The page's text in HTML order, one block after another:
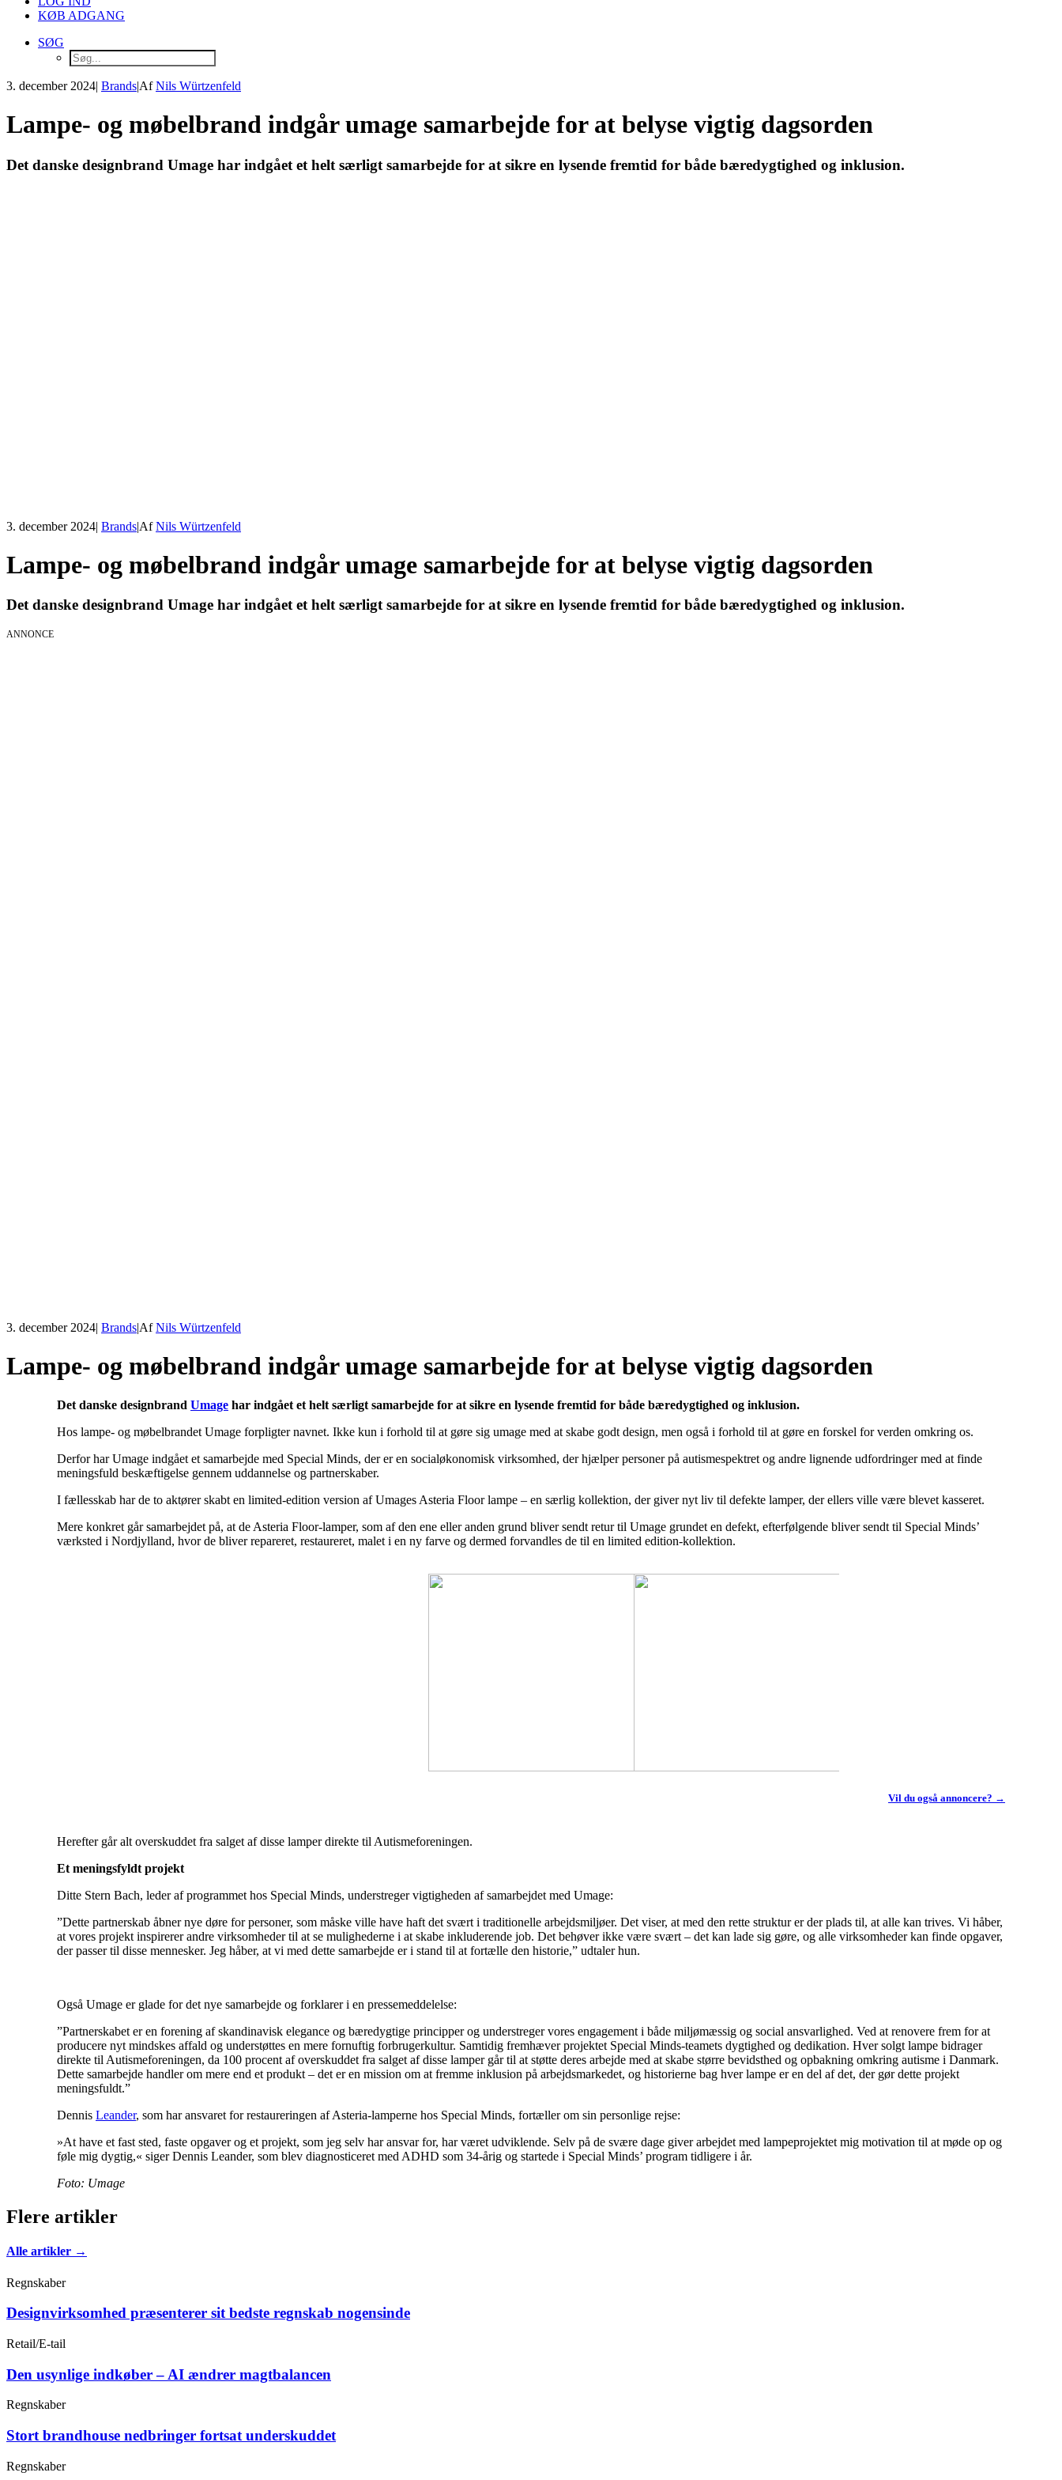
KØB ADGANG
SØG
3. december 2024| Brands|AfNils Würtzenfeld
Lampe- og møbelbrand indgår umage samarbejde for at belyse vigtig dagsorden
Det danske designbrand Umage har indgået et helt særligt samarbejde for at sikre en lysende fremtid for både bæredygtighed og inklusion.
3. december 2024| Brands|AfNils Würtzenfeld
Lampe- og møbelbrand indgår umage samarbejde for at belyse vigtig dagsorden
Det danske designbrand Umage har indgået et helt særligt samarbejde for at sikre en lysende fremtid for både bæredygtighed og inklusion.
ANNONCE
3. december 2024| Brands|AfNils Würtzenfeld
Lampe- og møbelbrand indgår umage samarbejde for at belyse vigtig dagsorden
Det danske designbrand Umage har indgået et helt særligt samarbejde for at sikre en lysende fremtid for både bæredygtighed og inklusion.
Hos lampe- og møbelbrandet Umage forpligter navnet. Ikke kun i forhold til at gøre sig umage med at skabe godt design, men også i forhold til at gøre en forskel for verden omkring os.
Derfor har Umage indgået et samarbejde med Special Minds, der er en socialøkonomisk virksomhed, der hjælper personer på autismespektret og andre lignende udfordringer med at finde
meningsfuld beskæftigelse gennem uddannelse og partnerskaber.
I fællesskab har de to aktører skabt en limited-edition version af Umages Asteria Floor lampe – en særlig kollektion, der giver nyt liv til defekte lamper, der ellers ville være blevet kasseret.
Mere konkret går samarbejdet på, at de Asteria Floor-lamper, som af den ene eller anden grund bliver sendt retur til Umage grundet en defekt, efterfølgende bliver sendt til Special Minds’
værksted i Nordjylland, hvor de bliver repareret, restaureret, malet i en ny farve og dermed forvandles de til en limited edition-kollektion.
Vil du også annoncere? →
Herefter går alt overskuddet fra salget af disse lamper direkte til Autismeforeningen.
Et meningsfyldt projekt
Ditte Stern Bach, leder af programmet hos Special Minds, understreger vigtigheden af samarbejdet med Umage:
”Dette partnerskab åbner nye døre for personer, som måske ville have haft det svært i traditionelle arbejdsmiljøer. Det viser, at med den rette struktur er der plads til, at alle kan trives. Vi håber,
at vores projekt inspirerer andre virksomheder til at se mulighederne i at skabe inkluderende job. Det behøver ikke være svært – det kan lade sig gøre, og alle virksomheder kan finde opgaver,
der passer til disse mennesker. Jeg håber, at vi med dette samarbejde er i stand til at fortælle den historie,” udtaler hun.
Også Umage er glade for det nye samarbejde og forklarer i en pressemeddelelse:
”Partnerskabet er en forening af skandinavisk elegance og bæredygtige principper og understreger vores engagement i både miljømæssig og social ansvarlighed. Ved at renovere frem for at
producere nyt mindskes affald og understøttes en mere fornuftig forbrugerkultur. Samtidig fremhæver projektet Special Minds-teamets dygtighed og dedikation. Hver solgt lampe bidrager
direkte til Autismeforeningen, da 100 procent af overskuddet fra salget af disse lamper går til at støtte deres arbejde med at skabe større bevidsthed og opbakning omkring autisme i Danmark.
Dette samarbejde handler om mere end et produkt – det er en mission om at fremme inklusion på arbejdsmarkedet, og historierne bag hver lampe er en del af det, der gør dette projekt
meningsfuldt.”
Dennis Leander, som har ansvaret for restaureringen af Asteria-lamperne hos Special Minds, fortæller om sin personlige rejse:
»At have et fast sted, faste opgaver og et projekt, som jeg selv har ansvar for, har været udviklende. Selv på de svære dage giver arbejdet med lampeprojektet mig motivation til at møde op og
føle mig dygtig,« siger Dennis Leander, som blev diagnosticeret med ADHD som 34-årig og startede i Special Minds’ program tidligere i år.
Foto: Umage
Flere artikler
Alle artikler →
Regnskaber
Designvirksomhed præsenterer sit bedste regnskab nogensinde
Retail/E-tail
Den usynlige indkøber – AI ændrer magtbalancen
Regnskaber
Stort brandhouse nedbringer fortsat underskuddet
Regnskaber